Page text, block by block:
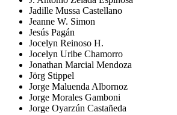
Jadille Mussa Castellano
Jeanne W. Simon
Jesús Pagán
Jocelyn Reinoso H.
Jocelyn Uribe Chamorro
Jonathan Marcial Mendoza
Jörg Stippel
Jorge Maluenda Albornoz
Jorge Morales Gamboni
Jorge Oyarzún Castañeda